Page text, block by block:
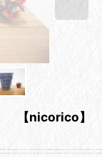
【nicorico】